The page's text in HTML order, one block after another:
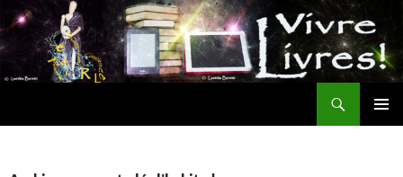
Aller
au
contenu